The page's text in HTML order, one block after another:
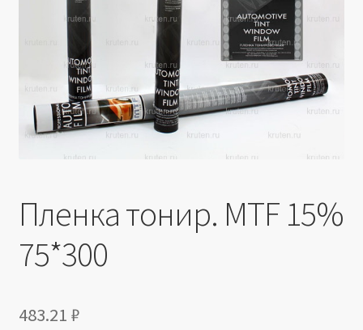
Пленка тонир. MTF 15%
75*300
483.21 ₽